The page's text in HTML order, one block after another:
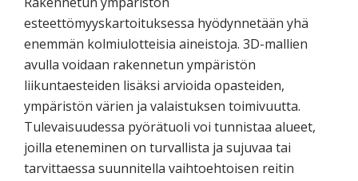
esteettömyyskartoituksessa hyödynnetään yhä
enemmän kolmiulotteisia aineistoja. 3D-mallien
avulla voidaan rakennetun ympäristön
liikuntaesteiden lisäksi arvioida opasteiden,
ympäristön värien ja valaistuksen toimivuutta.
Tulevaisuudessa pyörätuoli voi tunnistaa alueet,
joilla eteneminen on turvallista ja sujuvaa tai
tarvittaessa suunnitella vaihtoehtoisen reitin